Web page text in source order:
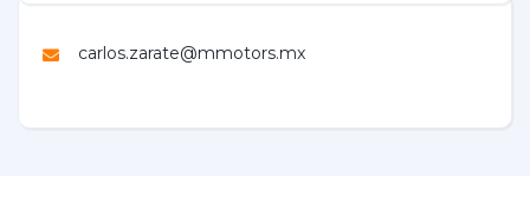
carlos.zarate@mmotors.mx